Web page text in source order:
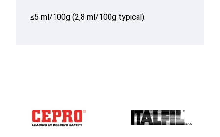
≤5 ml/100g (2,8 ml/100g typical).